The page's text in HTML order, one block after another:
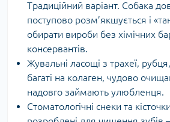
Традиційний варіант. Собака
поступово розм’якшується і
обирати вироби без хімічних
консервантів.
Жувальні ласощі з трахеї,
багаті на колаген, чудово
надовго займають улюбленця.
Стоматологічні снеки та